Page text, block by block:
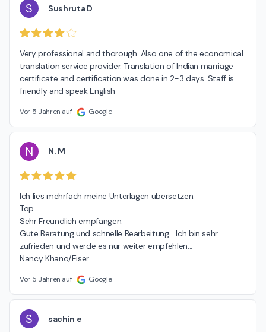
S Sushruta D
Very professional and thorough. Also one of the economical
translation service provider. Translation of Indian marriage
certificate and certification was done in 2-3 days. Staff is
friendly and speak English
Vor 5 Jahren auf Google
N N. M
Ich lies mehrfach meine Unterlagen übersetzen.
Top...
Sehr Freundlich empfangen.
Gute Beratung und schnelle Bearbeitung... Ich bin sehr
zufrieden und werde es nur weiter empfehlen...
Nancy Khano/Eiser
Vor 5 Jahren auf Google
S sachin e